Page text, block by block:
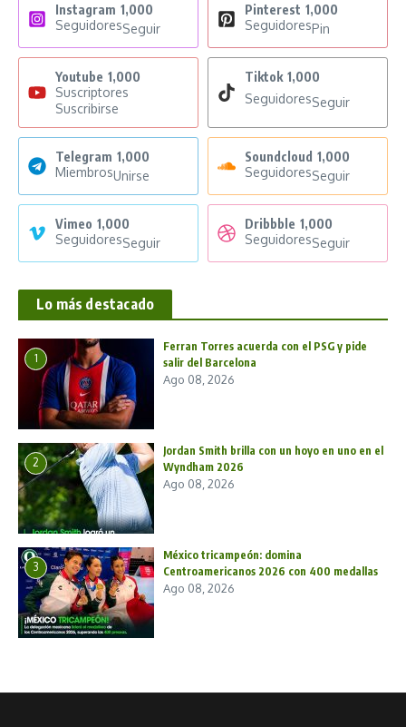
Instagram 1,000
SeguidoresSeguir
Pinterest 1,000
SeguidoresPin
Youtube 1,000
Suscriptores
Suscribirse
Tiktok 1,000
SeguidoresSeguir
Telegram 1,000
MiembrosUnirse
Soundcloud 1,000
SeguidoresSeguir
Vimeo 1,000
SeguidoresSeguir
Dribbble 1,000
SeguidoresSeguir
Lo más destacado
1
Ferran Torres acuerda con el PSG y pide
salir del Barcelona
Ago 08, 2026
2
Jordan Smith brilla con un hoyo en uno en el
Wyndham 2026
Ago 08, 2026
3
México tricampeón: domina
Centroamericanos 2026 con 400 medallas
Ago 08, 2026